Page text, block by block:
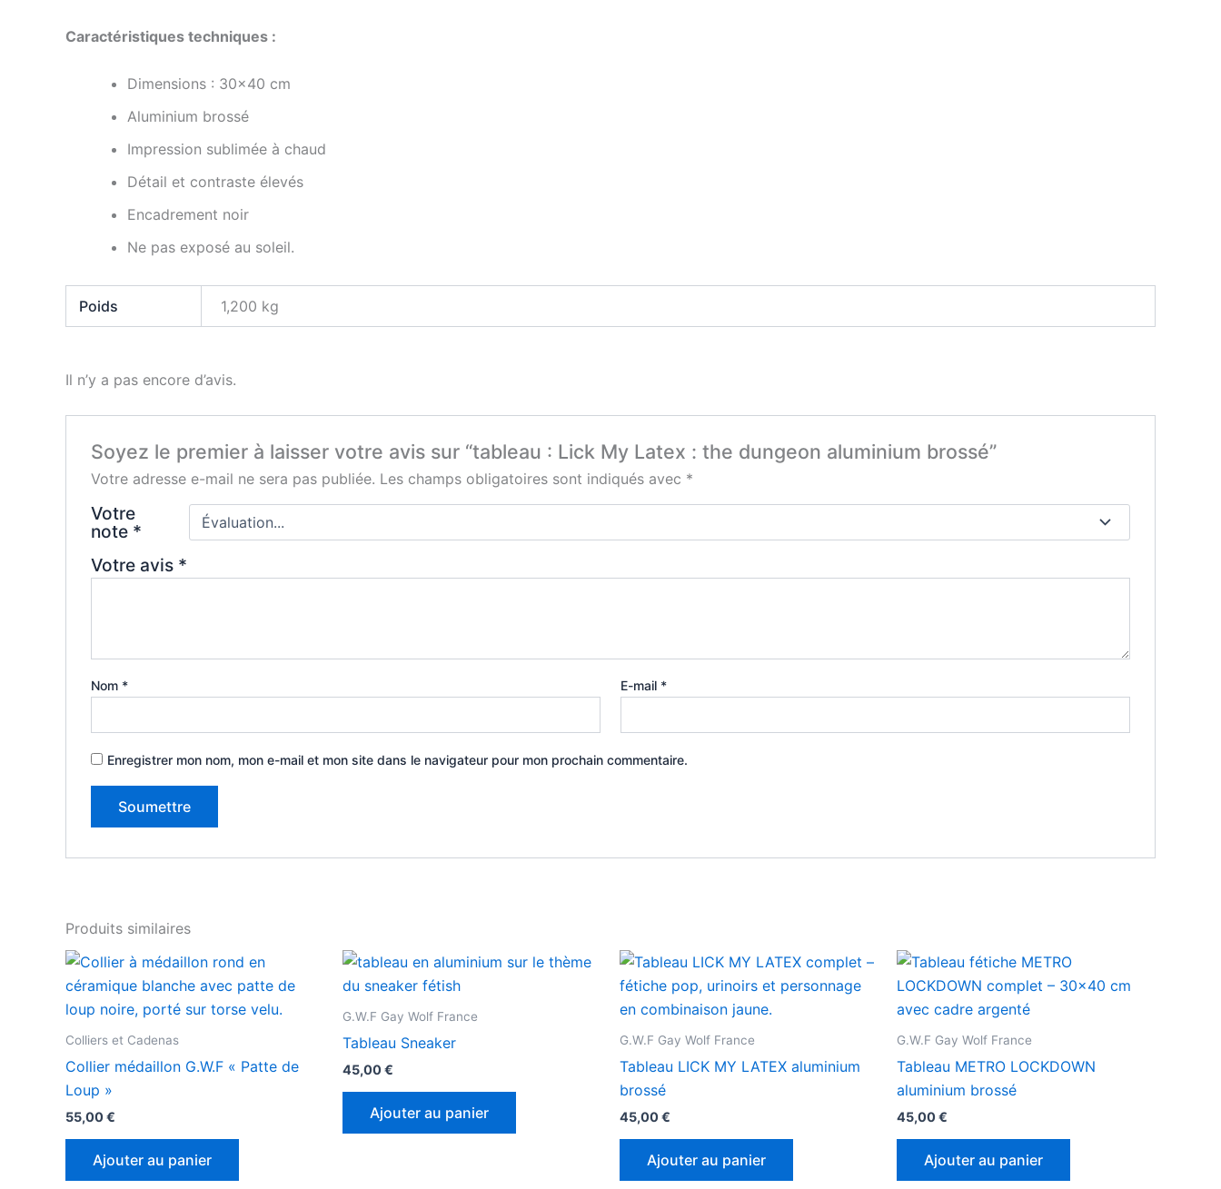
Caractéristiques techniques :
Dimensions : 30×40 cm
Aluminium brossé
Impression sublimée à chaud
Détail et contraste élevés
Encadrement noir
Ne pas exposé au soleil.
Poids 1,200 kg
Il n’y a pas encore d’avis.
Soyez le premier à laisser votre avis sur “tableau : Lick My Latex : the dungeon aluminium brossé”
Votre adresse e-mail ne sera pas publiée. Les champs obligatoires sont indiqués avec *
Votre
note *
Votre avis *
Nom * E-mail *
Enregistrer mon nom, mon e-mail et mon site dans le navigateur pour mon prochain commentaire.
Produits similaires
Colliers et Cadenas
Collier médaillon G.W.F « Patte de
Loup »
55,00€
Ajouter au panier
G.W.F Gay Wolf France
Tableau Sneaker
45,00€
Ajouter au panier
G.W.F Gay Wolf France
Tableau LICK MY LATEX aluminium
brossé
45,00€
Ajouter au panier
G.W.F Gay Wolf France
Tableau METRO LOCKDOWN
aluminium brossé
45,00€
Ajouter au panier